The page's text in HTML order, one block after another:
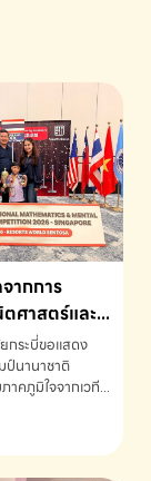
ากการ
ศาสตร์และ
นานาชาติ
ะจำปี 2569
งคโปร์
ยกระบี่ขอแสดง
ป์นานาชาติ
าคภูมิใจจากเวที
รหมพันธ์ ชั้น
รงเรียนโชคชัย